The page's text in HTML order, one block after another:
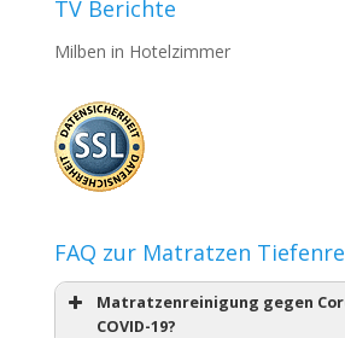
TV Berichte
Milben in Hotelzimmer
FAQ zur Matratzen
Matratzenreinigung gegen
COVID-19?